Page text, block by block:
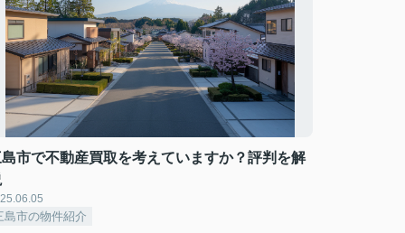
市で不動産買取を考えていますか？評判を解
島市の物件紹介